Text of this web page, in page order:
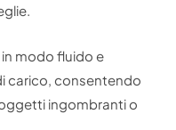
in modo fluido e
carico, consentendo
ingombranti o